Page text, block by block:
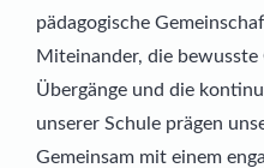
pädagogische
Miteinander, die
Übergänge und die
unserer Schule prägen
Gemeinsam mit einem